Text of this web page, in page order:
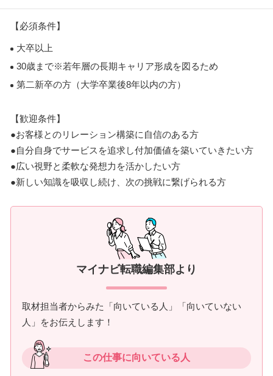
【必須条件】
大卒以上
30歳まで※若年層の長期キャリア形成を図るため
第二新卒の方（大学卒業後8年以内の方）
【歓迎条件】
●お客様とのリレーション構築に自信のある方
●自分自身でサービスを追求し付加価値を築いていきたい方
●広い視野と柔軟な発想力を活かしたい方
●新しい知識を吸収し続け、次の挑戦に繋げられる方
マイナビ転職編集部より
取材担当者からみた「向いている人」「向いていない
人」をお伝えします！
この仕事に向いている人